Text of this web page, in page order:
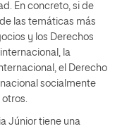
En concreto, si de
las temáticas más
y los Derechos
la
el Derecho
socialmente
Júnior tiene una